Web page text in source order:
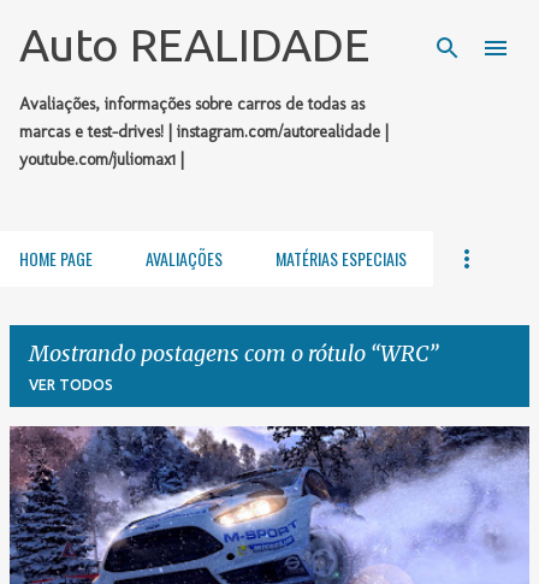
Pular para o conteúdo principal
Auto REALIDADE
Avaliações, informações sobre carros de todas as
marcas e test-drives! | instagram.com/autorealidade |
youtube.com/juliomax1 |
HOME PAGE AVALIAÇÕES MATÉRIAS ESPECIAIS
Mostrando postagens com o rótulo WRC
VER TODOS
P
o
s